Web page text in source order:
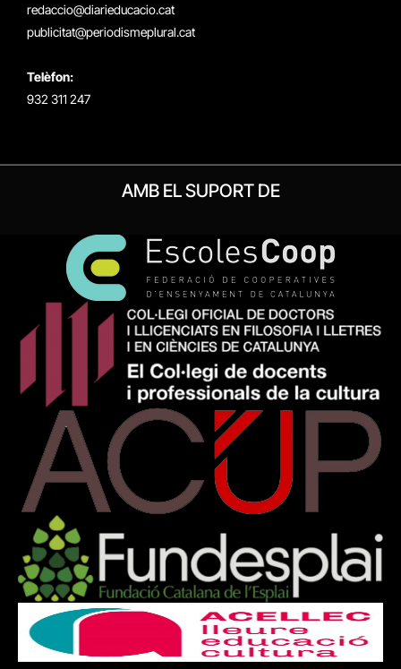
redaccio@diarieducacio.cat
publicitat@periodismeplural.cat
Telèfon:
932 311 247
AMB EL SUPORT DE